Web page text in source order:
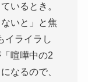
いるとき。
いと」と焦
イライラし
喧嘩中の2
なるので、